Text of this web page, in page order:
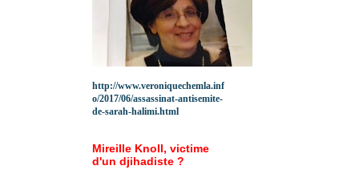
http://www.veroniquechemla.inf
o/2017/06/assassinat-antisemite-
de-sarah-halimi.html
Mireille Knoll, victime
d'un djihadiste ?